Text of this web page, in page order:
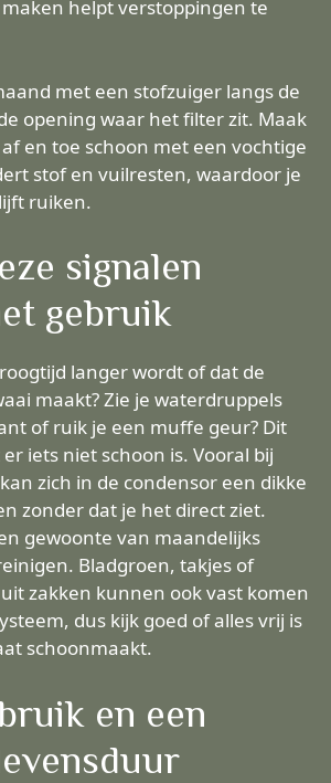
helpt verstoppingen te
met een stofzuiger langs de
opening waar het filter zit. Maak
en toe schoon met een vochtige
stof en vuilresten, waardoor je
ruiken.
signalen
gebruik
langer wordt of dat de
maakt? Zie je waterdruppels
of ruik je een muffe geur? Dit
iets niet schoon is. Vooral bij
zich in de condensor een dikke
zonder dat je het direct ziet.
gewoonte van maandelijks
Bladgroen, takjes of
zakken kunnen ook vast komen
dus kijk goed of alles vrij is
schoonmaakt.
en een